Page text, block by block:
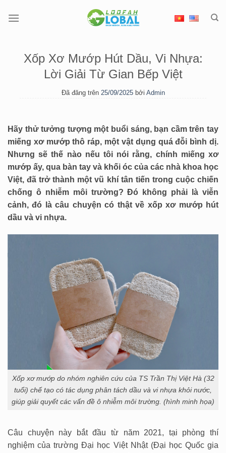
đến
Xốp Xơ Mướp Hút Dầu, Vi Nhựa:
Lời Giải Từ Gian Bếp Việt
Đã đăng trên 25/09/2025 bởi Admin
Hãy thử tưởng tượng một buổi sáng, bạn cầm trên tay
miếng xơ mướp thô ráp, một vật dụng quá đỗi bình dị.
Nhưng sẽ thế nào nếu tôi nói rằng, chính miếng xơ
mướp ấy, qua bàn tay và khối óc của các nhà khoa học
Việt, đã trở thành một vũ khí tân tiến trong cuộc chiến
chống ô nhiễm môi trường? Đó không phải là viễn
cảnh, đó là câu chuyện có thật về xốp xơ mướp hút
dầu và vi nhựa.
Xốp xơ mướp do nhóm nghiên cứu của TS Trần Thị Việt Hà (32
tuổi) chế tạo có tác dụng phân tách dầu và vi nhựa khỏi nước,
giúp giải quyết các vấn đề ô nhiễm môi trường. (hình minh họa)
Câu chuyện này bắt đầu từ năm 2021, tại phòng thí
nghiệm của trường Đại học Việt Nhật (Đại học Quốc gia